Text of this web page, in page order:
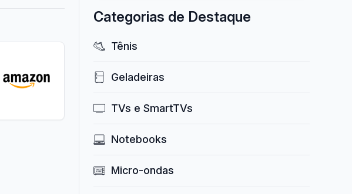
Categorias de Destaque
Tênis
Geladeiras
TVs e SmartTVs
Notebooks
Micro-ondas